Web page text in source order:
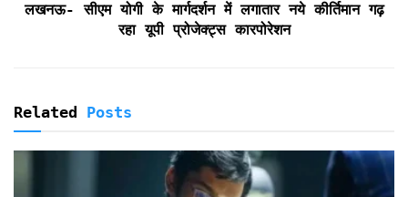
y
लखनऊ- सीएम योगी के मार्गदर्शन में लगातार नये कीर्तिमान गढ़
रहा यूपी प्रोजेक्ट्स कारपोरेशन
Related Posts